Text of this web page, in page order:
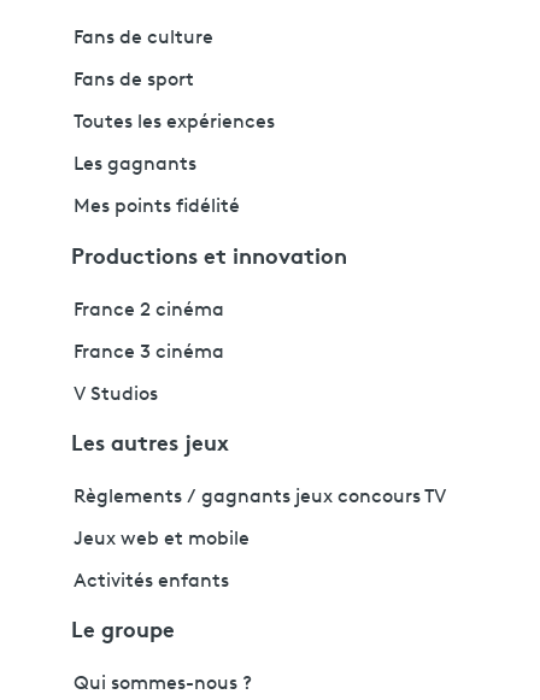
Fans de culture
Fans de sport
Toutes les expériences
Les gagnants
Mes points fidélité
Productions et innovation
France 2 cinéma
France 3 cinéma
V Studios
Les autres jeux
Règlements / gagnants jeux concours TV
Jeux web et mobile
Activités enfants
Le groupe
Qui sommes-nous ?